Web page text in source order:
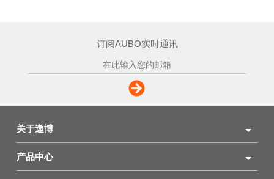
订阅AUBO实时通讯
关于遨博
产品中心